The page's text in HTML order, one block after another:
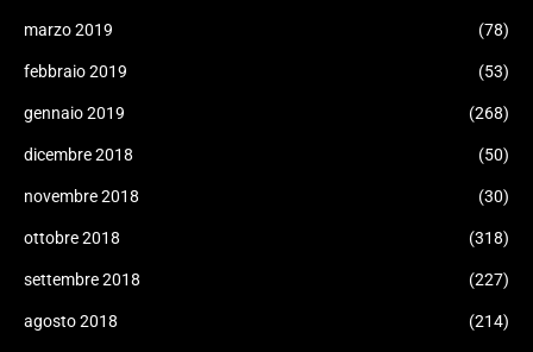
marzo 2019 (78)
febbraio 2019 (53)
gennaio 2019 (268)
dicembre 2018 (50)
novembre 2018 (30)
ottobre 2018 (318)
settembre 2018 (227)
agosto 2018 (214)